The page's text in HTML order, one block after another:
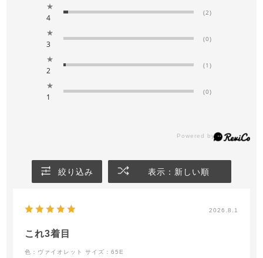
★
4
(2)
★
3
(0)
★
2
(1)
★
1
(0)
絞り込み 表示：新しい順
2026.8.1
これ3着目
色：ヴァイオレット サイズ：65E